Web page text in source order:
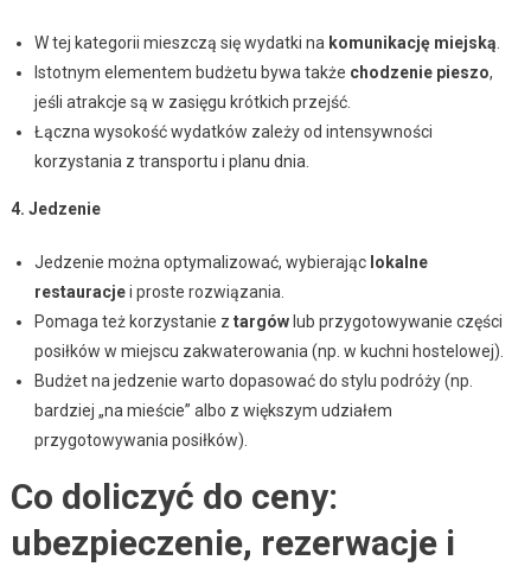
W tej kategorii mieszczą się wydatki na komunikację miejską
Istotnym elementem budżetu bywa także chodzenie pieszo,
jeśli atrakcje są w zasięgu krótkich przejść.
Łączna wysokość wydatków zależy od intensywności
korzystania z transportu i planu dnia.
4. Jedzenie
Jedzenie można optymalizować, wybierając lokalne
restauracjei proste rozwiązania.
Pomaga też korzystanie z targówlub przygotowywanie części
posiłków w miejscu zakwaterowania (np. w kuchni hostelowej).
Budżet na jedzenie warto dopasować do stylu podróży (np.
bardziej „na mieście” albo z większym udziałem
przygotowywania posiłków).
Co doliczyć do ceny:
ubezpieczenie, rezerwacje i